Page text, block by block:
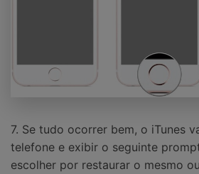
7. Se tudo ocorrer bem, o iTunes
telefone e exibir o seguinte
escolher por restaurar o mesmo